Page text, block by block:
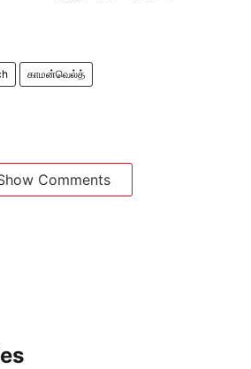
காமன்வெல்த்
Comments